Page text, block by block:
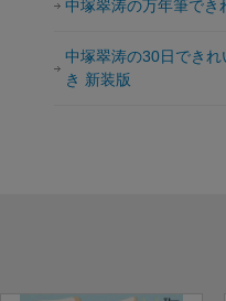
中塚翠涛の万年筆でき
中塚翠涛の30日でき
き 新装版